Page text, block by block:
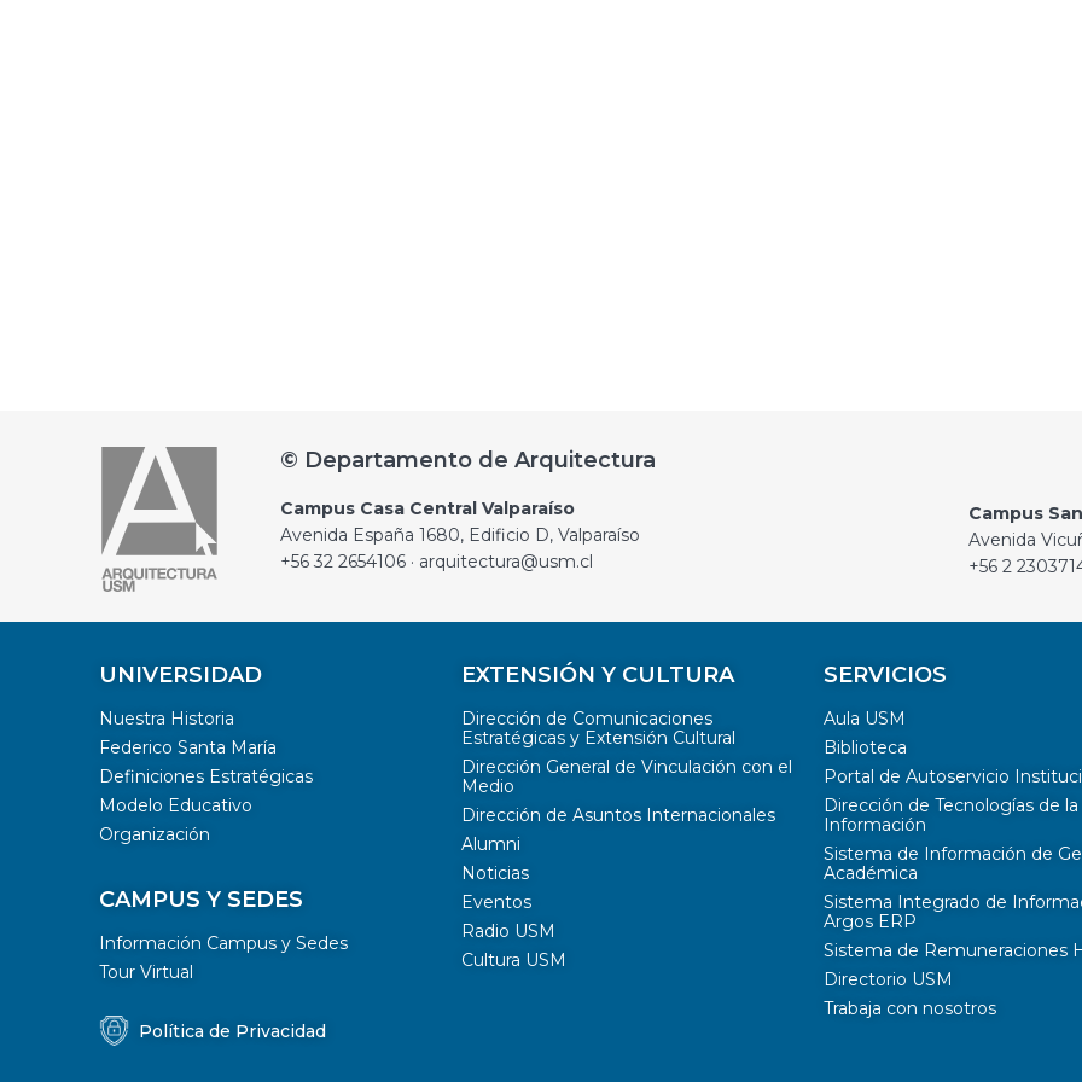
© Departamento de Arquitectura
Campus Casa Central Valparaíso
Avenida España 1680, Edificio D, Valparaíso
+56 32 2654106 · arquitectura@usm.cl
Campus
Avenida
+56 2
UNIVERSIDAD
Nuestra Historia
Federico Santa María
Definiciones Estratégicas
Modelo Educativo
Organización
CAMPUS Y SEDES
Información Campus y Sedes
Tour Virtual
Política de Privacidad
EXTENSIÓN Y CULTURA
Dirección de Comunicaciones
Estratégicas y Extensión Cultural
Dirección General de Vinculación con el
Medio
Dirección de Asuntos Internacionales
Alumni
Noticias
Eventos
Radio USM
Cultura USM
SERVICIOS
Aula USM
Biblioteca
Portal de Autoservicio
Dirección de Tecnologías de la
Información
Sistema de Información de
Académica
Sistema Integrado de
Argos ERP
Sistema de Remuneraciones
Directorio USM
Trabaja con nosotros